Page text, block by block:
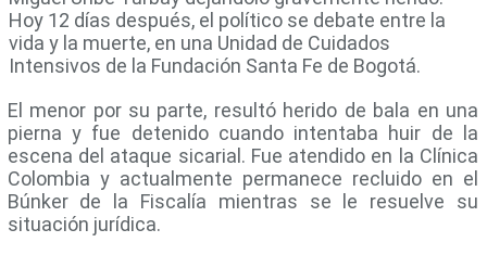
Hoy 12 días después, el político se debate entre la
vida y la muerte, en una Unidad de Cuidados
Intensivos de la Fundación Santa Fe de Bogotá.
El menor por su parte, resultó herido de bala en una
pierna y fue detenido cuando intentaba huir de la
escena del ataque sicarial. Fue atendido en la Clínica
Colombia y actualmente permanece recluido en el
Búnker de la Fiscalía mientras se le resuelve su
situación jurídica.